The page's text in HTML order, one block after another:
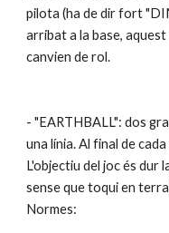
pilota (ha de dir fort
arribat a la base,
canvien de rol.
- "EARTHBALL": dos
una línia. Al final de
L'objectiu del joc és dur
sense que toqui en
Normes: